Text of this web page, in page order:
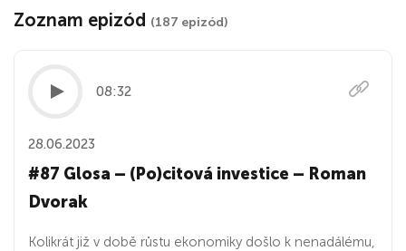
Zoznam epizód (187 epizód)
08:32
28.06.2023
#87 Glosa – (Po)citová investice – Roman
Dvorak
Kolikrát již v době růstu ekonomiky došlo k nenadálému,